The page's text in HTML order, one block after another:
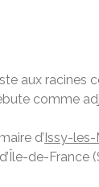
aux racines
comme
d’Issy-les-
de-France